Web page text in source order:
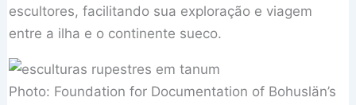
escultores, facilitando sua exploração e viagem
entre a ilha e o continente sueco.
Photo: Foundation for Documentation of Bohuslän’s